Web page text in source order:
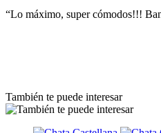
“Lo máximo, super cómodos!!!
También te puede interesar